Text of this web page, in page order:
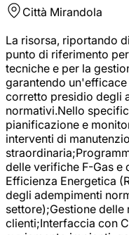
Città Mirandola
La risorsa, riportando
punto di riferimento
tecniche e per la
garantendo
corretto presidio degli
normativi.Nello
pianificazione e
interventi di
delle verifiche F-Gas e
Efficienza Energetica
degli adempimenti
settore);Gestione delle
clienti;Interfaccia con